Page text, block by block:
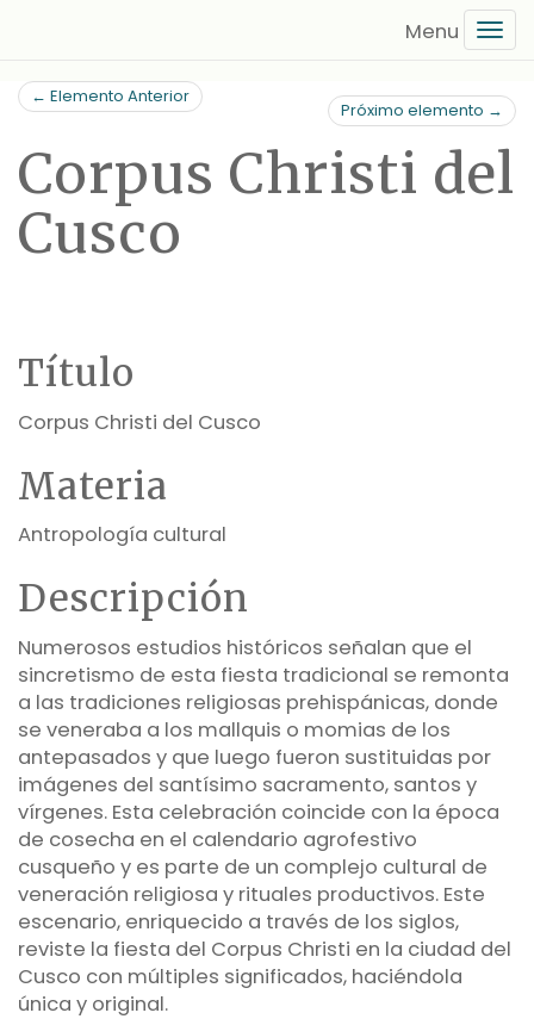
contenido
principal
← Elemento Anterior
Próximo elemento →
Corpus Christi del
Cusco
Título
Corpus Christi del Cusco
Materia
Antropología cultural
Descripción
Numerosos estudios históricos señalan que el
sincretismo de esta fiesta tradicional se remonta
a las tradiciones religiosas prehispánicas, donde
se veneraba a los mallquis o momias de los
antepasados y que luego fueron sustituidas por
imágenes del santísimo sacramento, santos y
vírgenes. Esta celebración coincide con la época
de cosecha en el calendario agrofestivo
cusqueño y es parte de un complejo cultural de
veneración religiosa y rituales productivos. Este
escenario, enriquecido a través de los siglos,
reviste la fiesta del Corpus Christi en la ciudad del
Cusco con múltiples significados, haciéndola
única y original.